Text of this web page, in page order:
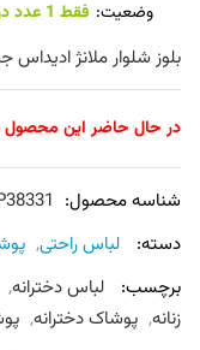
وضعیت: فقط 1 عدد در انبار موجود است
بلوز شلوار ملانژ ادیداس جنس
در حال حاضر این محصول
شناسه محصول:
دسته:
لباس راحتی,
برچسب:
لباس دخترانه,
زنانه, پوشاک دخترانه,